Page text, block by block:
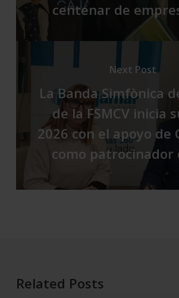
centenar de
Next Post
La Banda Simfònica
de la FSMCV inicia
2026 con el apoyo de
como patrocinador
Related Posts